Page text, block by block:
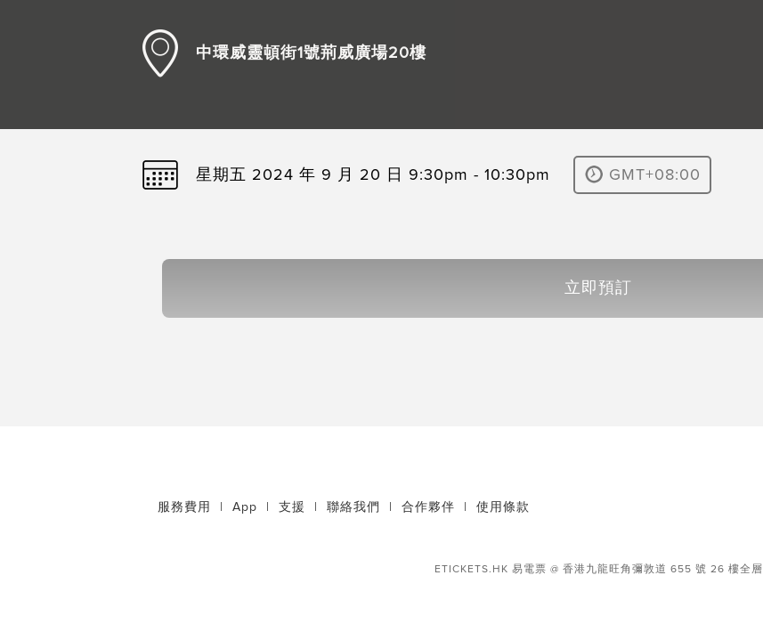
中環威靈頓街1號荊威廣場20樓
星期五 2024 年 9 月 20 日 9:30pm - 10:30pm GMT+08:00
立即預訂
服務費用 App 支援 聯絡我們 合作夥伴 使用條款
ETICKETS.HK 易電票 @ 香港九龍旺角彌敦道 655 號 26 樓全層